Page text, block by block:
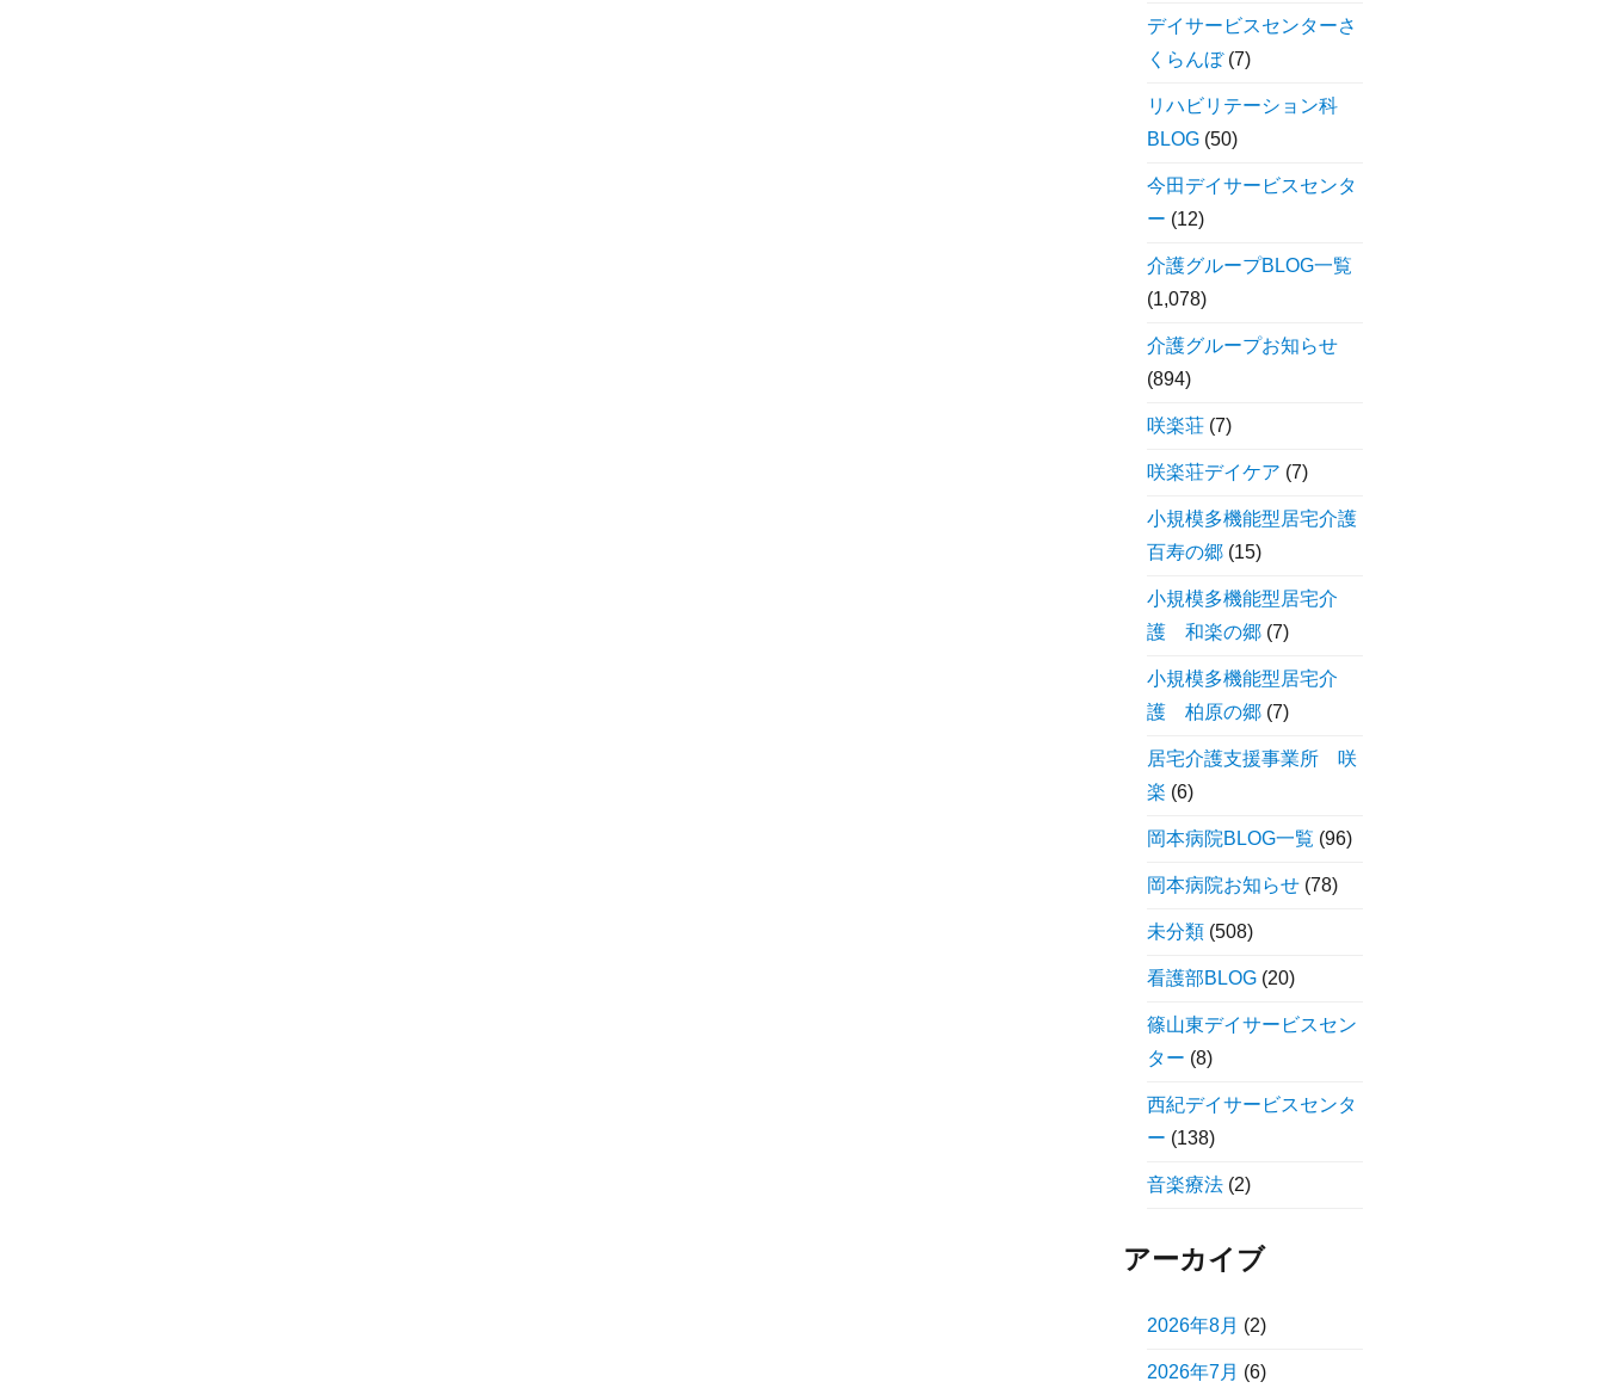
デイサービスセンターさ
くらんぼ(7)
リハビリテーション科
BLOG(50)
今田デイサービスセンタ
ー (12)
介護グループBLOG一覧
(1,078)
介護グループお知らせ
(894)
咲楽荘(7)
咲楽荘デイケア (7)
小規模多機能型居宅介護
百寿の郷(15)
小規模多機能型居宅介
護 和楽の郷(7)
小規模多機能型居宅介
護 柏原の郷(7)
居宅介護支援事業所 咲
楽 (6)
岡本病院BLOG一覧 (96)
岡本病院お知らせ(78)
未分類(508)
看護部BLOG(20)
篠山東デイサービスセン
ター (8)
西紀デイサービスセンタ
ー (138)
音楽療法(2)
アーカイブ
2026年8月 (2)
2026年7月 (6)